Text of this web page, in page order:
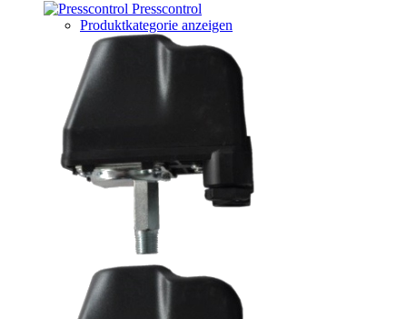
Presscontrol
Produktkategorie anzeigen